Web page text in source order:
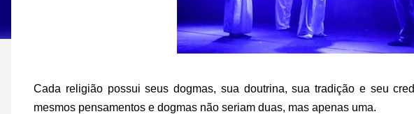
Cada religião possui seus dogmas, sua doutrina, sua tradição e seu
mesmos pensamentos e dogmas não seriam duas, mas apenas uma.